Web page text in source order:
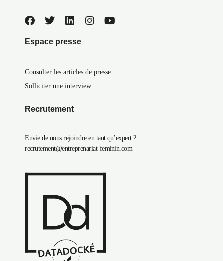
Espace presse
Consulter les articles de presse
Solliciter une interview
Recrutement
Envie de nous rejoindre en tant qu’expert ?
recrutement@entreprenariat-feminin.com